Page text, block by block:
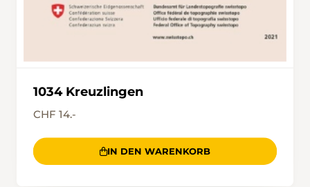
1034 Kreuzlingen
CHF 14.-
IN DEN WARENKORB